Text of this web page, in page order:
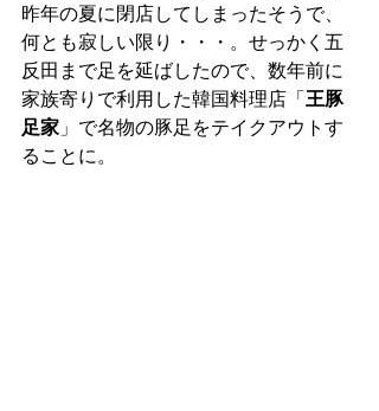
昨年の夏に閉店してしまったそうで、
何とも寂しい限り・・・。せっかく五
反田まで足を延ばしたので、数年前に
家族寄りで利用した韓国料理店「 王豚
足家」で名物の豚足をテイクアウトす
ることに。